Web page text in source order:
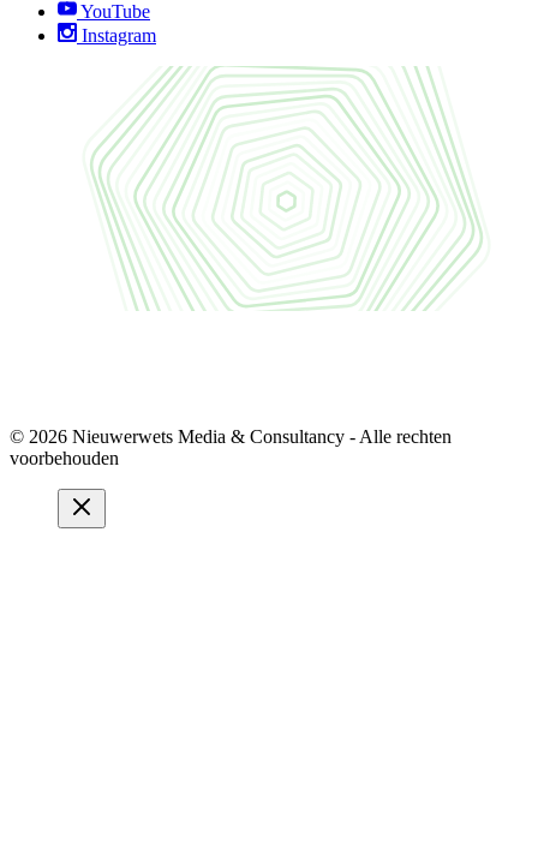
YouTube
Instagram
© 2026 Nieuwerwets Media & Consultancy - Alle rechten
voorbehouden